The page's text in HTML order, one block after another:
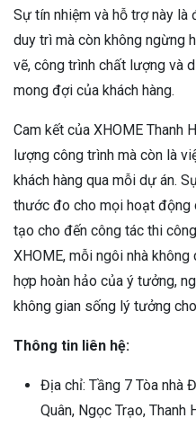
Sự tín nhiệm và hỗ trợ này là
duy trì mà còn không ngừng
vẽ, công trình chất lượng và
mong đợi của khách hàng.
Cam kết của XHOME Thanh
lượng công trình mà còn là
khách hàng qua mỗi dự án.
thước đo cho mọi hoạt động
tạo cho đến công tác thi
XHOME, mỗi ngôi nhà
hợp hoàn hảo của ý tưởng,
không gian sống lý tưởng
Thông tin liên hệ:
Địa chỉ: Tầng 7 Tòa nhà
Quân, Ngọc Trạo, Thanh